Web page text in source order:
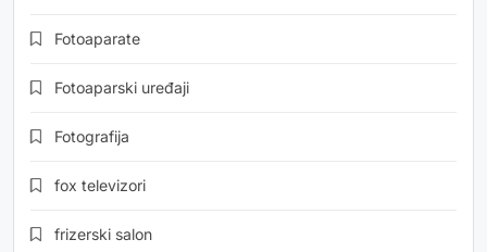
Fotoaparate
Fotoaparski uređaji
Fotografija
fox televizori
frizerski salon